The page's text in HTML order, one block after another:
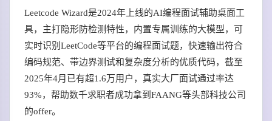
Leetcode Wizard是2024年上线的AI编程面试辅助桌面工
具，主打隐形防检测特性，内置专属训练的大模型，可
实时识别LeetCode等平台的编程面试题，快速输出符合
编码规范、带边界测试和复杂度分析的优质代码，截至
2025年4月已有超1.6万用户，真实大厂面试通过率达
93%，帮助数千求职者成功拿到FAANG等头部科技公司
的offer。